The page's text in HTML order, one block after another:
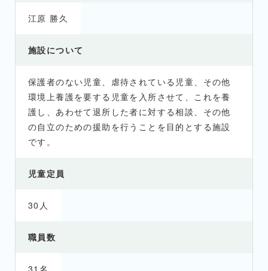
江原 勝久
施設について
保護者のない児童、虐待されている児童、その他
環境上養護を要する児童を入所させて、これを養
護し、あわせて退所した者に対する相談、その他
の自立のための援助を行うことを目的とする施設
です。
児童定員
30人
職員数
31名